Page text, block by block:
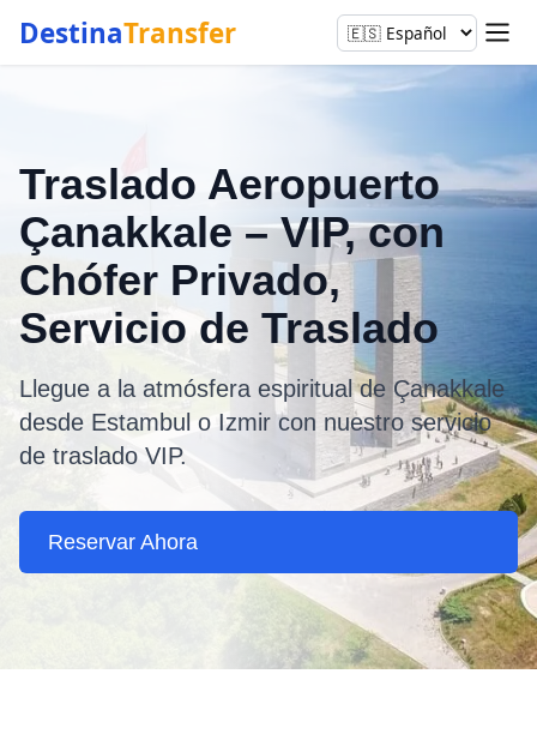
DestinaTransfer
Traslado Aeropuerto
Çanakkale – VIP, con
Chófer Privado,
Servicio de Traslado
Llegue a la atmósfera espiritual de Çanakkale
desde Estambul o Izmir con nuestro servicio
de traslado VIP.
Reservar Ahora